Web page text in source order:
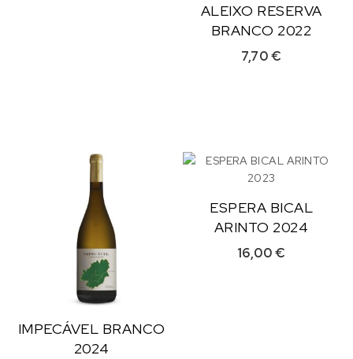
ALEIXO RESERVA
BRANCO 2022
7,70€
IMPECÁVEL BRANCO
2024
ESPERA BICAL
ARINTO 2024
16,00€